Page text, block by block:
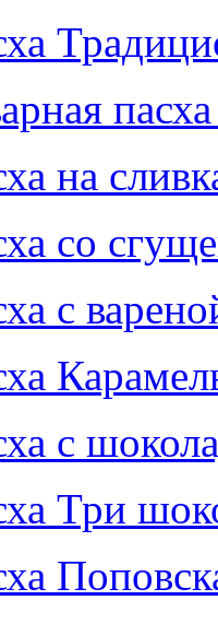
на
со
с
с
Три